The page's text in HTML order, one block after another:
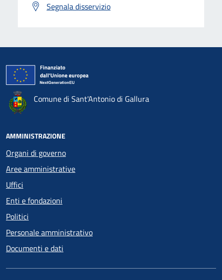
Segnala disservizio
Comune di Sant'Antonio di Gallura
AMMINISTRAZIONE
Organi di governo
Aree amministrative
Uffici
Enti e fondazioni
Politici
Personale amministrativo
Documenti e dati